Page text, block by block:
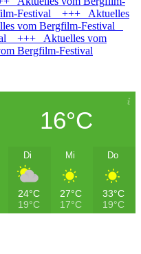
Festival +++ Aktuelles
vom Bergfilm-Festival
+++ Aktuelles vom
Bergfilm-Festival
16°C
Di
24°C
19°C
Mi
27°C
17°C
Do
33°C
19°C